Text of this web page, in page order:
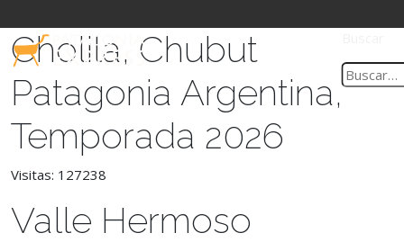
Cholila, Chubut
Patagonia Argentina,
Temporada 2026
Visitas: 127238
Valle Hermoso